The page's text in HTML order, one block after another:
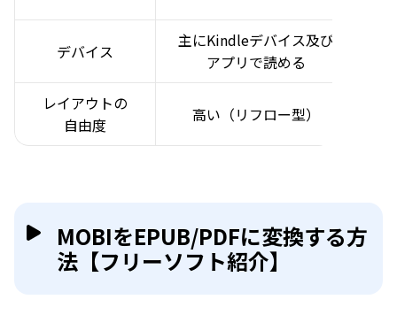
デバイス
主にKindleデバイス及び
アプリで読める
レイアウトの
自由度
高い（リフロー型）
MOBIをEPUB/PDFに変換する方
法【フリーソフト紹介】